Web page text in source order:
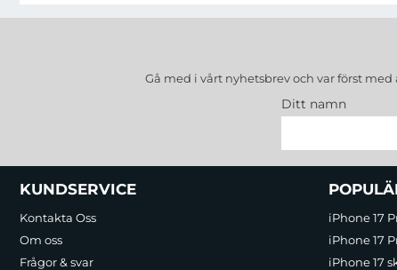
Gå med i vårt nyhetsbrev och var först
Ditt namn
Sidfot Blandad info och länkar
KUNDSERVICE
Kontakta Oss
Om oss
Frågor & svar
iPhone 17
iPhone 17
iPhone 17